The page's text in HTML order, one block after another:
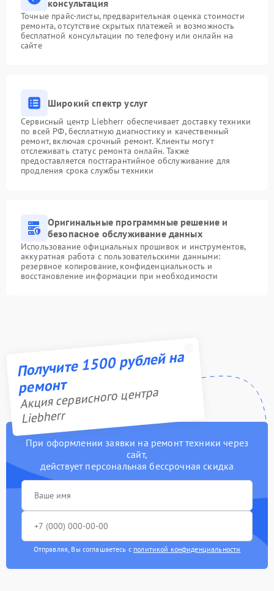
консультация
Точные прайс-листы, предварительная оценка стоимости
ремонта, отсутствие скрытых платежей и возможность
бесплатной консультации по телефону или онлайн на
сайте
Широкий спектр услуг
Сервисный центр Liebherr обеспечивает доставку техники
по всей РФ, бесплатную диагностику и качественный
ремонт, включая срочный ремонт. Клиенты могут
отслеживать статус ремонта онлайн. Также
предоставляется постгарантийное обслуживание для
продления срока службы техники
Оригинальные программные решение и
безопасное обслуживание данных
Использование официальных прошивок и инструментов,
аккуратная работа с пользовательскими данными:
резервное копирование, конфиденциальность и
восстановление информации при необходимости
Получите 1500 рублей на
ремонт
Акция сервисного центра
Liebherr
При оформлении заявки на ремонт техники через
сайт,
действует персональная бессрочная скидка
Отправляя, Вы соглашаетесь с политикой конфиденциальности